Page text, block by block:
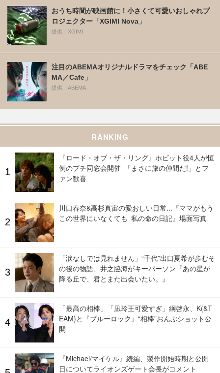
おうち時間が映画館に！小さくて可愛いおしゃれプ
ロジェクター「XGIMI Nova」
提供：XGIMI
注目のABEMAオリジナルドラマをチェック「ABE
MA／Cafe」
提供：ABEMA
RANKING
『ロード・オブ・ザ・リング』ホビット役4人が恒
例のプチ同窓会開催 「まさに旅の仲間だ!」とフ
ァン歓喜
川口春奈&高杉真宙の愛おしい日常...『ママがもう
この世界にいなくても 私の命の日記』場面写真
「涙なしでは見れません」“千代”出口夏希が歩むそ
の後の物語、井之脇海がキーパーソン『あの星が
降る丘で、君とまた出会いたい。』
「最高の相棒」「凪玲王可愛すぎ」綱啓永、K(&T
EAM)と『ブルーロック』“相棒”おんぶショット公
開
『Michael/マイケル』続編、製作開始時期と公開
日についてライオンズゲート会長がコメント